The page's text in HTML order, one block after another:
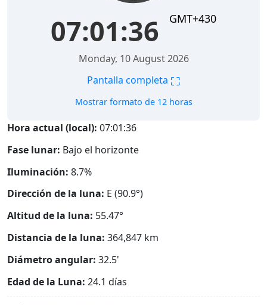
07:01:37 GMT+430
Monday, 10 August 2026
Pantalla completa ⛶
Mostrar formato de 12 horas
Hora actual (local): 07:01:37
Fase lunar: Bajo el horizonte
Iluminación: 8.7%
Dirección de la luna: E (90.9°)
Altitud de la luna: 55.47°
Distancia de la luna: 364,847 km
Diámetro angular: 32.5'
Edad de la Luna: 24.1 días